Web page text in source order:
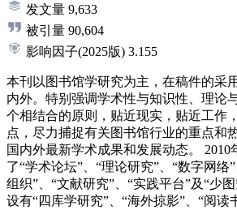
发文量 9,633
被引量 90,604
影响因子(2025版) 3.155
本刊以图书馆学研究为主，在稿件的采
内外。特别强调学术性与知识性、理论
个相结合的原则，贴近现实，贴近工作
点，尽力捕捉有关图书馆行业的重点和
国内外最新学术成果和发展动态。 2010
了“学术论坛”、“理论研究”、“数字网络
组织”、“文献研究”、“实践平台”及“少
设有“四库学研究”、“海外掠影”、“阅读